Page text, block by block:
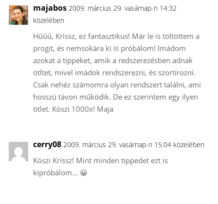
majabos 2009. március 29. vasárnap-n 14:32
közelében
Hűűű, Krissz, ez fantasztikus! Már le is töltöttem a
progit, és nemsokára ki is próbálom! Imádom
azokat a tippeket, amik a redszerezésben adnak
ötltet, mivel imádok rendszerezni, és szortírozni.
Csak nehéz számomra olyan rendszert találni, ami
hosszú távon működik. De ez szerintem egy ilyen
ötlet. Köszi 1000x! Maja
cerry08 2009. március 29. vasárnap-n 15:04 közelében
Köszi Krissz! Mint minden tippedet ezt is
kipróbálom… 😀